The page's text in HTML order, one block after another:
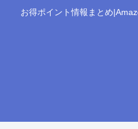
お得ポイント情報まとめ